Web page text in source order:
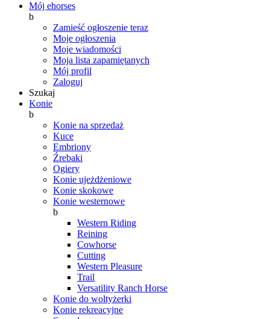
Mój ehorses
b
Zamieść ogłoszenie teraz
Moje ogłoszenia
Moje wiadomości
Moja lista zapamiętanych
Mój profil
Zaloguj
Szukaj
Konie
b
Konie na sprzedaż
Kuce
Embriony
Źrebaki
Ogiery
Konie ujeżdżeniowe
Konie skokowe
Konie westernowe
b
Western Riding
Reining
Cowhorse
Cutting
Western Pleasure
Trail
Versatility Ranch Horse
Konie do woltyżerki
Konie rekreacyjne